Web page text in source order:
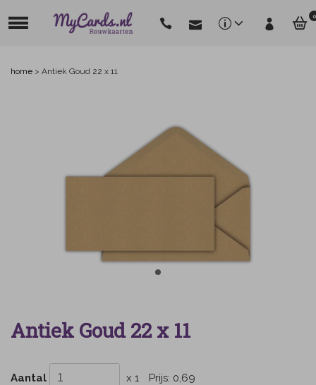
0
home > Antiek Goud 22 x 11
Antiek Goud 22 x 11
Aantal x 1 Prijs: 0,69